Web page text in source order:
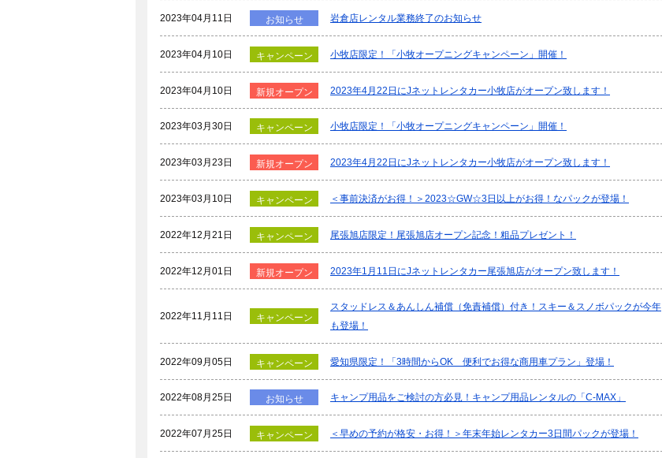
2023年04月11日 お知らせ 岩倉店レンタル業務終了のお知らせ
2023年04月10日 キャンペーン 小牧店限定！「小牧オープニングキャンペーン」開催！
2023年04月10日 新規オープン 2023年4月22日にJネットレンタカー小牧店がオープン致します！
2023年03月30日 キャンペーン 小牧店限定！「小牧オープニングキャンペーン」開催！
2023年03月23日 新規オープン 2023年4月22日にJネットレンタカー小牧店がオープン致します！
2023年03月10日 キャンペーン ＜事前決済がお得！＞2023☆GW☆3日以上がお得！なパックが登場！
2022年12月21日 キャンペーン 尾張旭店限定！尾張旭店オープン記念！粗品プレゼント！
2022年12月01日 新規オープン 2023年1月11日にJネットレンタカー尾張旭店がオープン致します！
2022年11月11日 キャンペーン
スタッドレス＆あんしん補償（免責補償）付き！スキー＆スノボパックが今年
も登場！
2022年09月05日 キャンペーン 愛知県限定！「3時間からOK 便利でお得な商用車プラン」登場！
2022年08月25日 お知らせ キャンプ用品をご検討の方必見！キャンプ用品レンタルの「C-MAX」
2022年07月25日 キャンペーン ＜早めの予約が格安・お得！＞年末年始レンタカー3日間パックが登場！